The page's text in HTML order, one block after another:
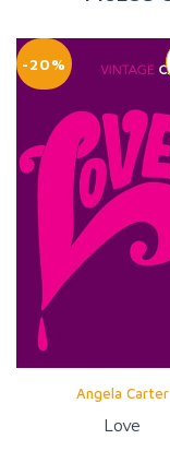
-20%
Angela Carter
Love